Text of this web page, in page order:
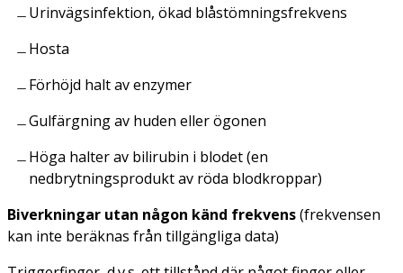
Urinvägsinfektion, ökad blåstömningsfrekvens
Hosta
Förhöjd halt av enzymer
Gulfärgning av huden eller ögonen
Höga halter av bilirubin i blodet (en
nedbrytningsprodukt av röda blodkroppar)
Biverkningar utan någon känd frekvens(frekvensen
kan inte beräknas från tillgängliga data)